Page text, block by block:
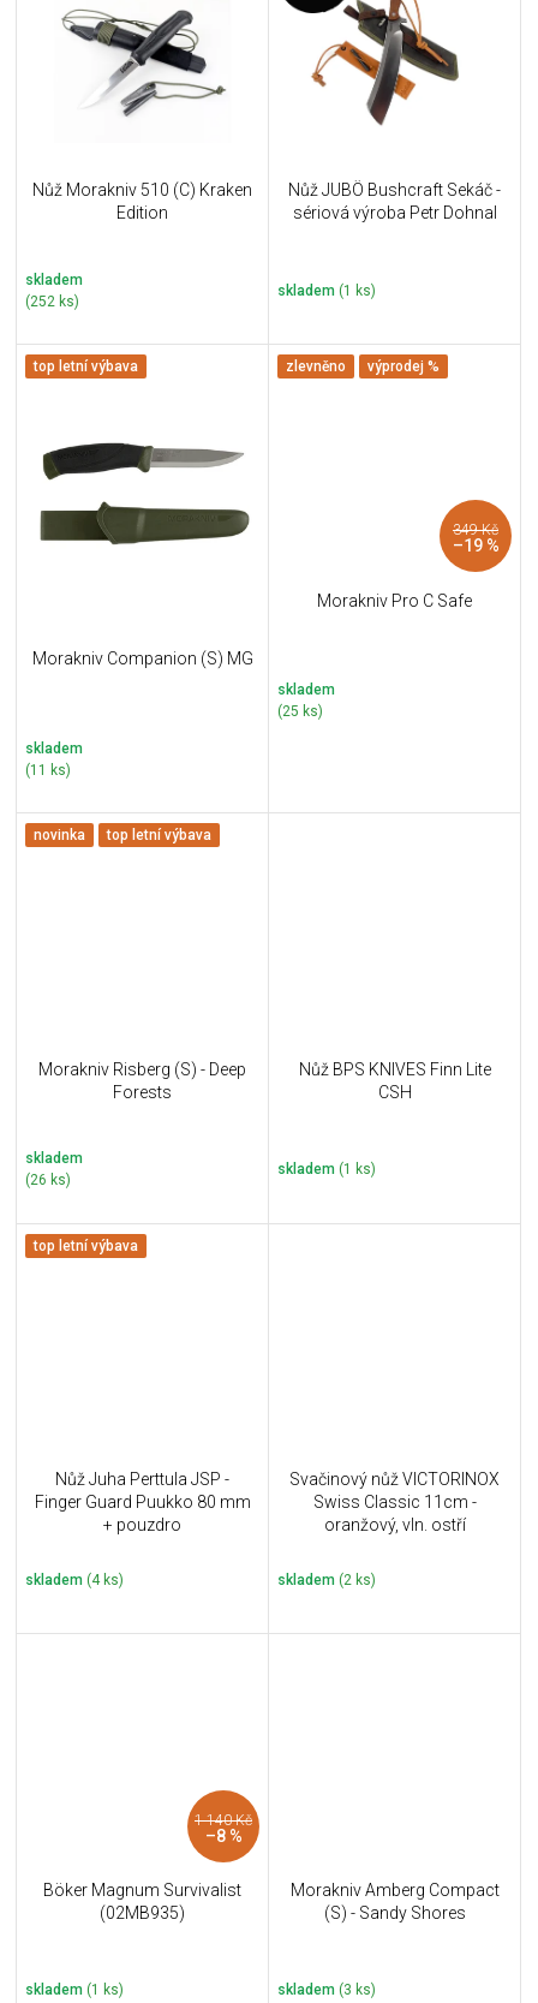
Nůž Morakniv 510 (C) Kraken
Edition
skladem
(252 ks)
Nůž JUBÖ Bushcraft Sekáč -
sériová výroba Petr Dohnal
skladem (1 ks)
top letní výbava
Morakniv Companion (S) MG
skladem
(11 ks)
zlevněno výprodej %
349 Kč
–19 %
Morakniv Pro C Safe
skladem
(25 ks)
novinka top letní výbava
Morakniv Risberg (S) - Deep
Forests
skladem
(26 ks)
Nůž BPS KNIVES Finn Lite
CSH
skladem (1 ks)
top letní výbava
Nůž Juha Perttula JSP -
Finger Guard Puukko 80 mm
+ pouzdro
skladem (4 ks)
Svačinový nůž VICTORINOX
Swiss Classic 11cm -
oranžový, vln. ostří
skladem (2 ks)
1 140 Kč
–8 %
Böker Magnum Survivalist
(02MB935)
skladem (1 ks)
Morakniv Amberg Compact
(S) - Sandy Shores
skladem (3 ks)